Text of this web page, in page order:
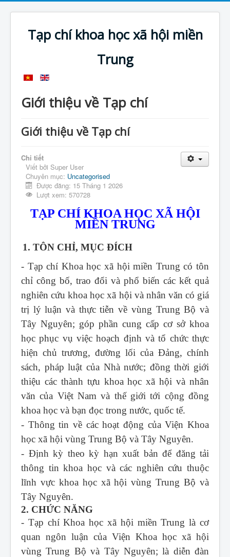
Tạp chí khoa học xã hội miền
Trung
Giới thiệu về Tạp chí
Giới thiệu về Tạp chí
Chi tiết
Viết bởi Super User
Chuyên mục: Uncategorised
Được đăng: 15 Tháng 1 2026
Lượt xem: 570728
TẠP CHÍ KHOA HỌC XÃ HỘI
MIỀN TRUNG
1. TÔN CHỈ, MỤC ĐÍCH
- Tạp chí Khoa học xã hội miền Trung có tôn
chỉ công bố, trao đổi và phổ biến các kết quả
nghiên cứu khoa học xã hội và nhân văn có giá
trị lý luận và thực tiễn về vùng Trung Bộ và
Tây Nguyên; góp phần cung cấp cơ sở khoa
học phục vụ việc hoạch định và tổ chức thực
hiện chủ trương, đường lối của Đảng, chính
sách, pháp luật của Nhà nước; đồng thời giới
thiệu các thành tựu khoa học xã hội và nhân
văn của Việt Nam và thế giới tới cộng đồng
khoa học và bạn đọc trong nước, quốc tế.
- Thông tin về các hoạt động của Viện Khoa
học xã hội vùng Trung Bộ và Tây Nguyên.
- Định kỳ theo kỳ hạn xuất bản để đăng tải
thông tin khoa học và các nghiên cứu thuộc
lĩnh vực khoa học xã hội vùng Trung Bộ và
Tây Nguyên.
2. CHỨC NĂNG
- Tạp chí Khoa học xã hội miền Trung là cơ
quan ngôn luận của Viện Khoa học xã hội
vùng Trung Bộ và Tây Nguyên; là diễn đàn